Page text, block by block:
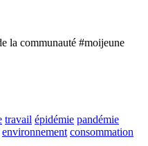
la communauté #moijeune
travail épidémie pandémie
environnement consommation